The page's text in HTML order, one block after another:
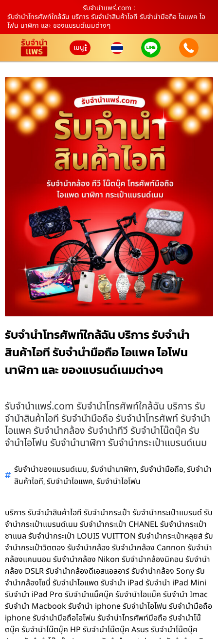
รับจํานําแพร่.com :
รับจำนำโทรศัพท์ใกล้ฉัน บริการ รับจำนำสินค้าไอที รับจำนำมือถือ ไอแพค ไอ
โฟน นาฬิกา และ ของแบรนด์เนมต่างๆ
เมนู
รับจำนำโทรศัพท์ใกล้ฉัน บริการ รับจำนำ
สินค้าไอที รับจำนำมือถือ ไอแพค ไอโฟน
นาฬิกา และ ของแบรนด์เนมต่างๆ
รับจํานําแพร่.com รับจำนำโทรศัพท์ใกล้ฉัน บริการ รับ
จำนำสินค้าไอที รับจำนำมือถือ รับจำนำโทรศัพท์ รับจำนำ
ไอแพค รับจำนำกล้อง รับจำนำทีวี รับจำนำโน๊ดบุ๊ค รับ
จำนำไอโฟน รับจำนำนาฬิกา รับจำนำกระเป๋าแบรนด์เนม
รับจำนำของแบรนด์เนม,รับจำนำนาฬิกา,รับจำนำมือถือ,รับจำนำ
สินค้าไอที,รับจำนำไอแพค,รับจำนำไอโฟน
บริการ รับจำนำสินค้าไอที รับจำนำกระเป๋า รับจำนำกระเป๋าแบรนด์ รับ
จำนำกระเป๋าแบรนด์เนม รับจำนำกระเป๋า CHANEL รับจำนำกระเป๋า
ชาแนล รับจำนำกระเป๋า LOUIS VUITTON รับจำนำกระเป๋าหลุยส์ รับ
จำนำกระเป๋าวิตตอง รับจำนำกล้อง รับจำนำกล้อง Cannon รับจำนำ
กล้องแคนนอน รับจำนำกล้อง Nikon รับจำนำกล้องนิคอน รับจำนำ
กล้อง DSLR รับจำนำกล้องดีเอสแอลอาร์ รับจำนำกล้อง Sony รับ
จำนำกล้องโซนี่ รับจำนำไอแพด รับจำนำ iPad รับจำนำ iPad Mini
รับจำนำ iPad Pro รับจำนำแม็คบุ๊ค รับจำนำไอแม็ค รับจำนำ Imac
รับจำนำ Macbook รับจำนำ iphone รับจำนำไอโฟน รับจำนำมือถือ
iphone รับจำนำมือถือไอโฟน รับจำนำโทรศัพท์มือถือ รับจำนำโน๊
ตบุ๊ค รับจำนำโน๊ตบุ๊ค HP รับจำนำโน๊ตบุ๊ค Asus รับจำนำโน๊ตบุ๊ค